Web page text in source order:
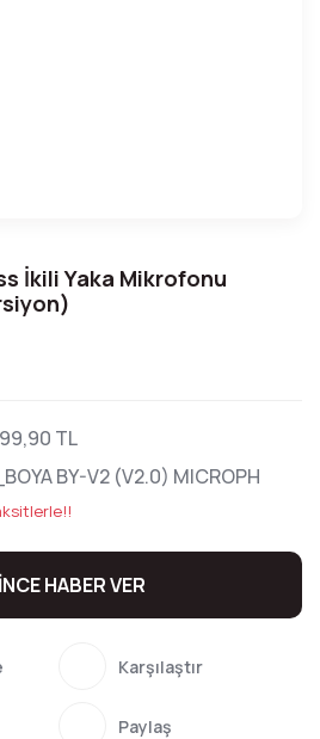
İkili Yaka Mikrofonu
TL
BY-V2 (V2.0) MICROPH
HABER VER
Karşılaştır
Paylaş